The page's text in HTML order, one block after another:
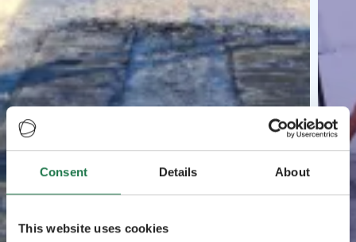
Consent Details About
This website uses cookies